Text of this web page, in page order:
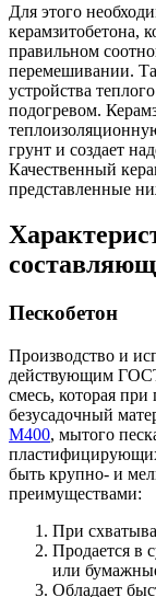
Для этого
керамзитобетона,
правильном
перемешивании.
устройства
подогревом.
грунт и создает
Качественный
представленные
Пескобетон
Производство и
действующим
смесь, которая
безусадочный
М400, мытого
быть крупно- и
преимуществами:
При
Продается в
или
Обладает